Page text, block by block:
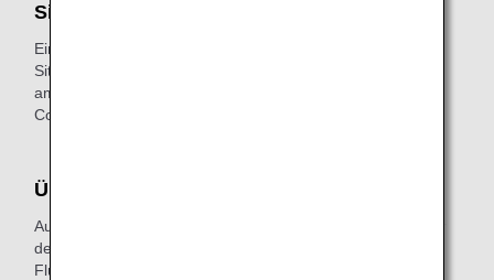
Sitzplatzreservierungen
Eine Vorab-Sitzplatzreservierung ist nicht möglich.
Sitzplatzreservierungen können für innerjapanische Flüge
am Abflugdatum am Flughafenschalter von Japan Air
Commuter durchgeführt werden.
Überprüfen der Flugnummer
Auf Ihrer Bordkarte ist möglicherweise nur die Flugnummer
der durchführenden Fluggesellschaft angegeben. Am
Flughafen werden sowohl die ANA- als auch die JAL-